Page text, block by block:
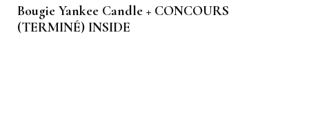
Bougie Yankee Candle + CONCOURS
(TERMINÉ) INSIDE